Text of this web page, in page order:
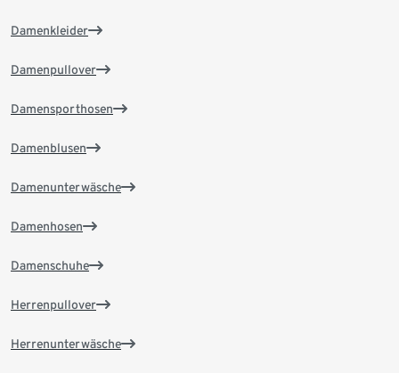
Damenkleider
Damenpullover
Damensporthosen
Damenblusen
Damenunterwäsche
Damenhosen
Damenschuhe
Herrenpullover
Herrenunterwäsche